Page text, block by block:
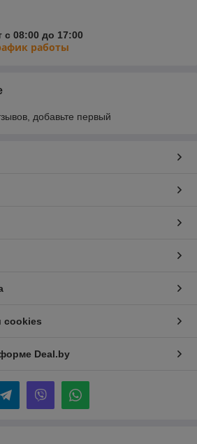
с 08:00 до 17:00
работы
добавьте первый
cookies
Deal.by